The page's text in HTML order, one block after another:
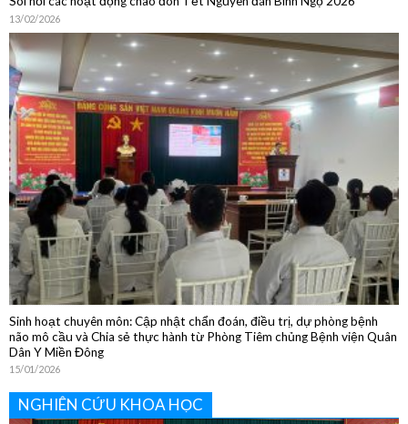
Sôi nổi các hoạt động chào đón Tết Nguyên đán Bính Ngọ 2026
13/02/2026